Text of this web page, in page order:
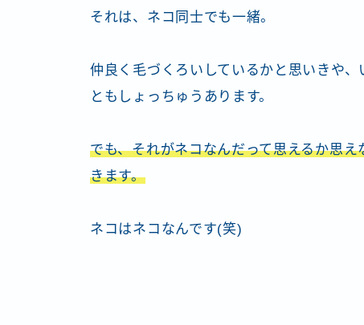
それは、ネコ同士でも一緒。
仲良く毛づくろいしているかと思いきや
ともしょっちゅうあります。
でも、それがネコなんだって思えるか思
きます。
ネコはネコなんです(笑)